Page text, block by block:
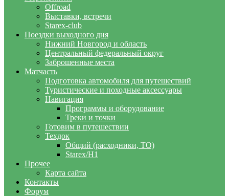
Offroad
Выставки, встречи
Starex-club
Поездки выходного дня
Нижний Новгород и область
Центральный федеральный округ
Заброшенные места
Матчасть
Подготовка автомобиля для путешествий
Туристические и походные аксессуары
Навигация
Программы и оборудование
Треки и точки
Готовим в путешествии
Техдок
Общий (расходники, ТО)
Starex/H1
Прочее
Карта сайта
Контакты
Форум